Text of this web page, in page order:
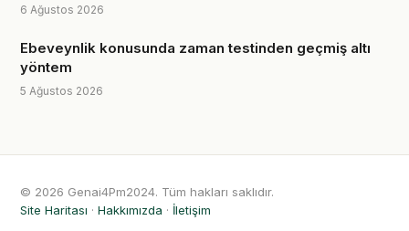
6 Ağustos 2026
Ebeveynlik konusunda zaman testinden geçmiş altı
yöntem
5 Ağustos 2026
© 2026 Genai4Pm2024. Tüm hakları saklıdır.
Site Haritası · Hakkımızda · İletişim